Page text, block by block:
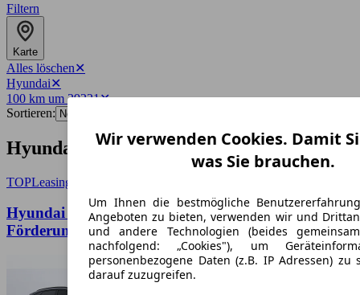
Wir verwenden Cookies. Damit
was Sie brauchen.
Um Ihnen die bestmögliche
Angeboten zu bieten, verwenden wir und
und andere Technologien (beides
nachfolgend: „Cookies"), um
personenbezogene Daten (z.B. IP Adressen) zu
darauf zuzugreifen.
Filtern
Karte
Alles löschen✕
Hyundai✕
100 km um 29221✕
Sortieren:
Hyundai-Angebote in Celle
TOPLeasing
Hyundai KONA Elektro Trend 150 kW *3000 EUR
Förderung* el. Heckklappe*SOFORT